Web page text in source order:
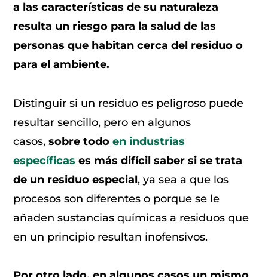
a las características de su naturaleza
resulta un riesgo para la salud de las
personas que habitan cerca del residuo o
para el ambiente.
Distinguir si un residuo es peligroso puede
resultar sencillo, pero en algunos
casos, sobre todoen industrias
específicas es más difícil saber si se trata
de un residuo especial, ya sea a que los
procesos son diferentes o porque se le
añaden sustancias químicas a residuos que
en un principio resultan inofensivos.